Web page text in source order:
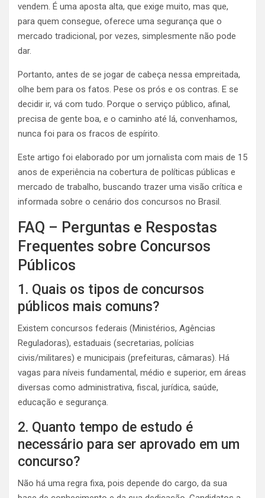
vendem. É uma aposta alta, que exige muito, mas que,
para quem consegue, oferece uma segurança que o
mercado tradicional, por vezes, simplesmente não pode
dar.
Portanto, antes de se jogar de cabeça nessa empreitada,
olhe bem para os fatos. Pese os prós e os contras. E se
decidir ir, vá com tudo. Porque o serviço público, afinal,
precisa de gente boa, e o caminho até lá, convenhamos,
nunca foi para os fracos de espírito.
Este artigo foi elaborado por um jornalista com mais de 15
anos de experiência na cobertura de políticas públicas e
mercado de trabalho, buscando trazer uma visão crítica e
informada sobre o cenário dos concursos no Brasil.
FAQ – Perguntas e Respostas
Frequentes sobre Concursos
Públicos
1. Quais os tipos de concursos
públicos mais comuns?
Existem concursos federais (Ministérios, Agências
Reguladoras), estaduais (secretarias, polícias
civis/militares) e municipais (prefeituras, câmaras). Há
vagas para níveis fundamental, médio e superior, em áreas
diversas como administrativa, fiscal, jurídica, saúde,
educação e segurança.
2. Quanto tempo de estudo é
necessário para ser aprovado em um
concurso?
Não há uma regra fixa, pois depende do cargo, da sua